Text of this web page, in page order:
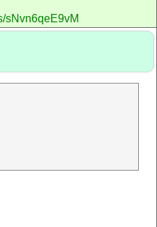
sNvn6qeE9vM